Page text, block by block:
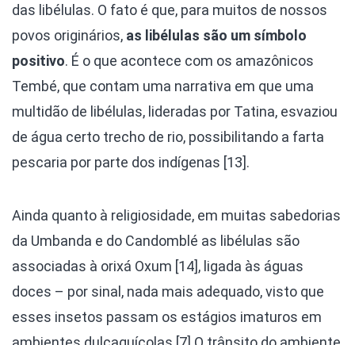
das libélulas. O fato é que, para muitos de nossos
povos originários, as libélulas são um símbolo
positivo. É o que acontece com os amazônicos
Tembé, que contam uma narrativa em que uma
multidão de libélulas, lideradas por Tatina, esvaziou
de água certo trecho de rio, possibilitando a farta
pescaria por parte dos indígenas [13].
Ainda quanto à religiosidade, em muitas sabedorias
da Umbanda e do Candomblé as libélulas são
associadas à orixá Oxum [14], ligada às águas
doces – por sinal, nada mais adequado, visto que
esses insetos passam os estágios imaturos em